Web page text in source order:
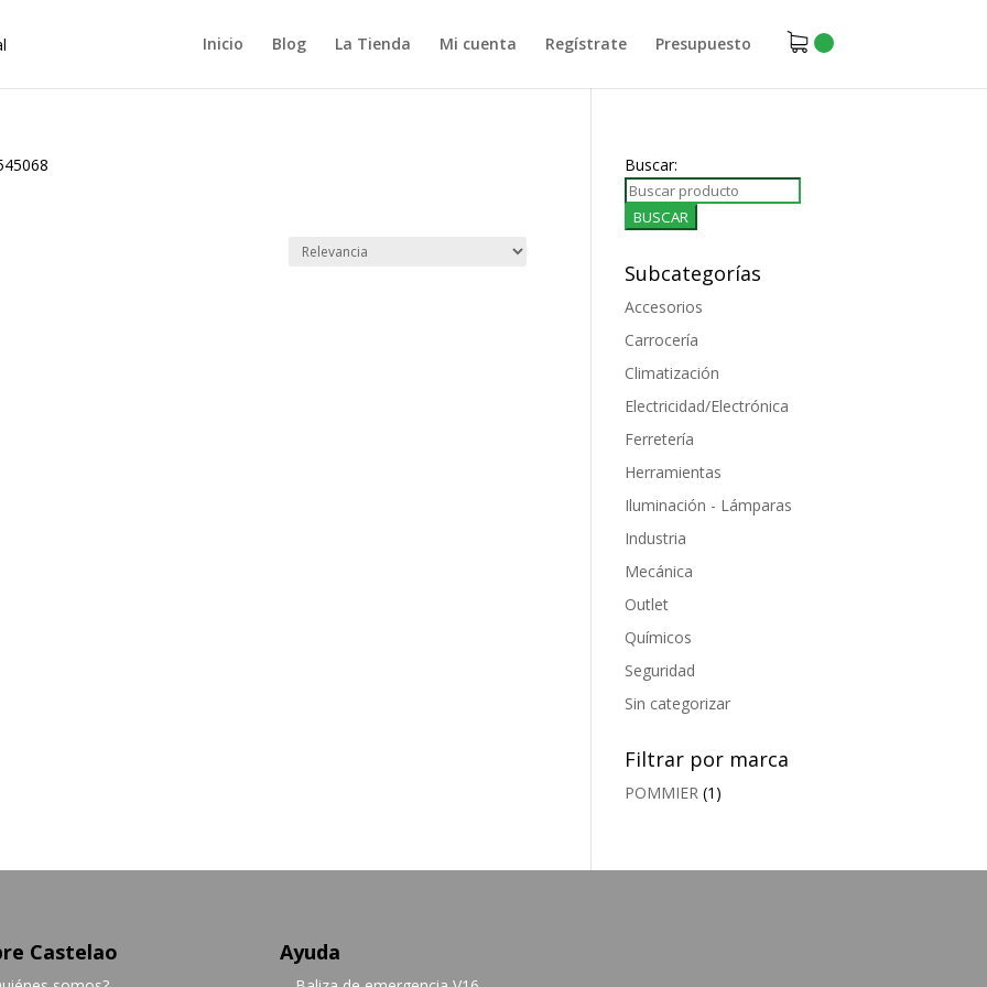
Inicio Blog La Tienda Mi cuenta Regístrate Presupuesto
Buscar:
Subcategorías
Accesorios
Carrocería
Climatización
Electricidad/Electrónica
Ferretería
Herramientas
Iluminación - Lámparas
Industria
Mecánica
Outlet
Químicos
Seguridad
Sin categorizar
Filtrar por marca
POMMIER (1)
Castelao Ayuda